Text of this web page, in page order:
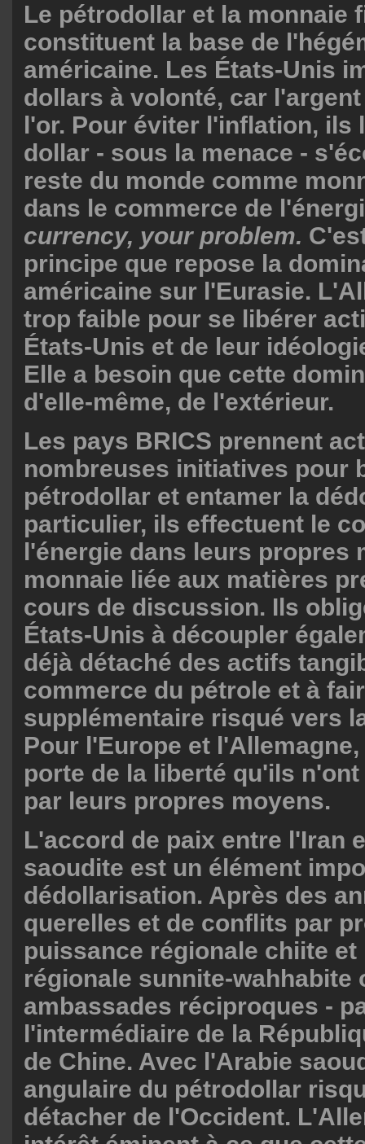
Le pétrodollar et la monnaie
constituent la base de
américaine. Les États-Unis
dollars à volonté, car
l'or. Pour éviter l'inflation, ils
dollar - sous la menace -
reste du monde comme
dans le commerce de
currency, your problem.
principe que repose la
américaine sur l'Eurasie.
trop faible pour se libérer
États-Unis et de leur
Elle a besoin que cette
d'elle-même, de l'extérieur.
Les pays BRICS prennent
nombreuses initiatives pour
pétrodollar et entamer la
particulier, ils effectuent le
l'énergie dans leurs propres
monnaie liée aux matières
cours de discussion. Ils
États-Unis à découpler
déjà détaché des actifs
commerce du pétrole et à
supplémentaire risqué vers
Pour l'Europe et
porte de la liberté qu'ils
par leurs propres moyens.
L'accord de paix entre l'Iran
saoudite est un élément
dédollarisation. Après des
querelles et de conflits par
puissance régionale chiite
régionale sunnite-wahhabite
ambassades réciproques -
l'intermédiaire de la
de Chine. Avec l'Arabie
angulaire du pétrodollar
détacher de l'Occident.